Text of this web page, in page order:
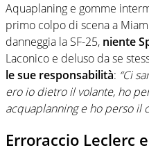
Aquaplaning e gomme
primo colpo di scena a
danneggia la SF-25, niente
Laconico e deluso da se
le sue responsabilità: “Ci
ero io dietro il volante, ho
acquaplanning e ho perso il
Erroraccio Leclerc